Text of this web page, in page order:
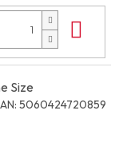
Size
5060424720859